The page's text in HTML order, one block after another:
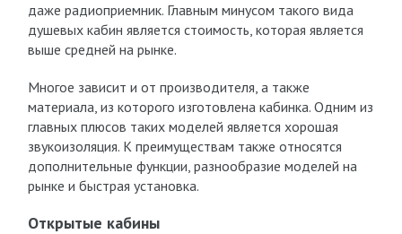
даже радиоприемник. Главным минусом такого вида
душевых кабин является стоимость, которая является
выше средней на рынке.
Многое зависит и от производителя, а также
материала, из которого изготовлена кабинка. Одним из
главных плюсов таких моделей является хорошая
звукоизоляция. К преимуществам также относятся
дополнительные функции, разнообразие моделей на
рынке и быстрая установка.
Открытые кабины